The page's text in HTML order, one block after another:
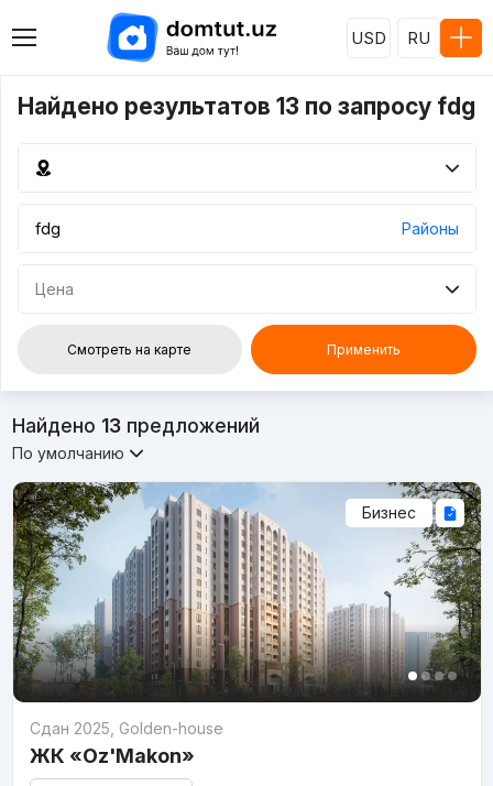
USD RU
Найдено результатов 13 по запросу fdg
Районы
Цена
Смотреть на карте Применить
Найдено 13предложений
По умолчанию
Бизнес
Сдан 2025 Golden-house
ЖК «Oz'Makon»